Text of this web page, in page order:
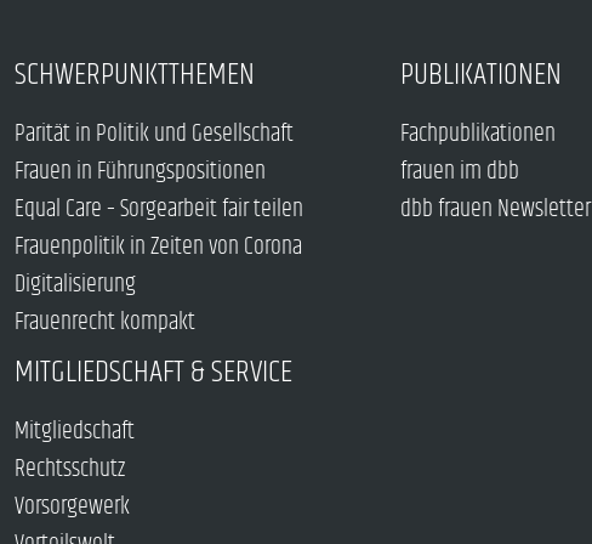
SCHWERPUNKTTHEMEN
Parität in Politik und Gesellschaft
Frauen in Führungspositionen
Equal Care – Sorgearbeit fair teilen
Frauenpolitik in Zeiten von Corona
Digitalisierung
Frauenrecht kompakt
PUBLIKATIONEN
Fachpublikationen
frauen im dbb
dbb frauen Newsletter
MITGLIEDSCHAFT & SERVICE
Mitgliedschaft
Rechtsschutz
Vorsorgewerk